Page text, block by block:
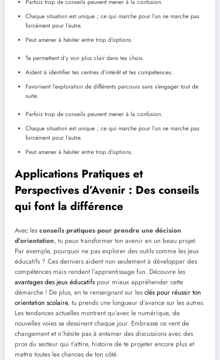
Parfois trop de conseils peuvent mener à la confusion.
Chaque situation est unique ; ce qui marche pour l’un ne marche pas
forcément pour l’autre.
Peut amener à hésiter entre trop d’options.
Te permettent d’y voir plus clair dans tes choix.
Aident à identifier tes centres d’intérêt et tes compétences.
Favorisent l’exploration de différents parcours sans s’engager tout de
suite.
Parfois trop de conseils peuvent mener à la confusion.
Chaque situation est unique ; ce qui marche pour l’un ne marche pas
forcément pour l’autre.
Peut amener à hésiter entre trop d’options.
Applications Pratiques et
Perspectives d’Avenir : Des conseils
qui font la différence
Avec les conseils pratiques pour prendre une décision
d’orientation, tu peux transformer ton avenir en un beau projet.
Par exemple, pourquoi ne pas explorer des outils comme les jeux
éducatifs ? Ces derniers aident non seulement à développer des
compétences mais rendent l’apprentissage fun. Découvre les
avantages des jeux éducatifs pour mieux appréhender cette
démarche ! De plus, en te renseignant sur les clés pour réussir ton
orientation scolaire, tu prends une longueur d’avance sur les autres.
Les tendances actuelles montrent qu’avec le numérique, de
nouvelles voies se dessinent chaque jour. Embrasse ce vent de
changement et n’hésite pas à entamer des discussions avec des
pros du secteur qui t’attire, histoire de te projeter encore plus et
mettre toutes les chances de ton côté.